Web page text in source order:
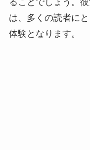
は、多くの読者に
体験となります。